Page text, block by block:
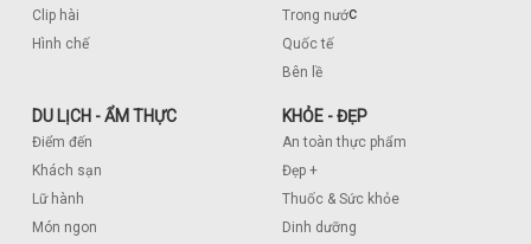
Clip hài
Hình chế
Trong nước
Quốc tế
Bên lề
DU LỊCH - ẨM THỰC
Điểm đến
Khách sạn
Lữ hành
Món ngon
KHỎE - ĐẸP
An toàn thực phẩm
Đẹp +
Thuốc & Sức khỏe
Dinh dưỡng